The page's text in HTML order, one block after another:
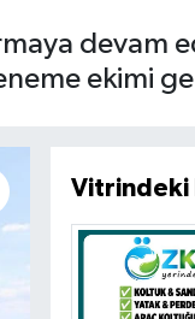
devam
ekimi
Vitrindeki